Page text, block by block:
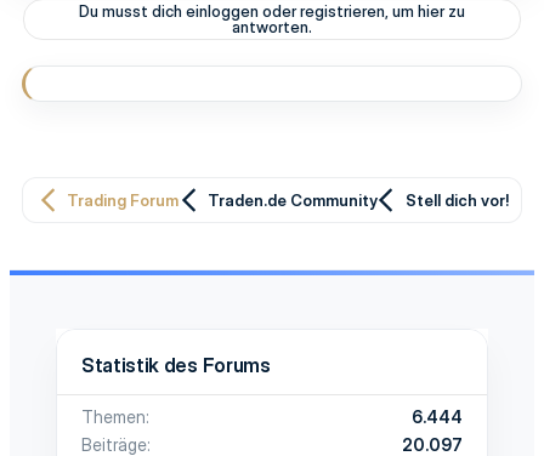
Du musst dich einloggen oder registrieren, um hier zu
antworten.
Trading Forum Traden.de Community Stell dich vor!
Statistik des Forums
Themen
6.444
Beiträge
20.097